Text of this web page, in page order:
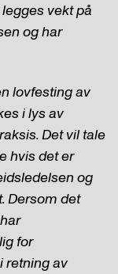
vekt på
og har
lovfesting av
i lys av
Det vil tale
hvis det er
og
Dersom det
for
retning av